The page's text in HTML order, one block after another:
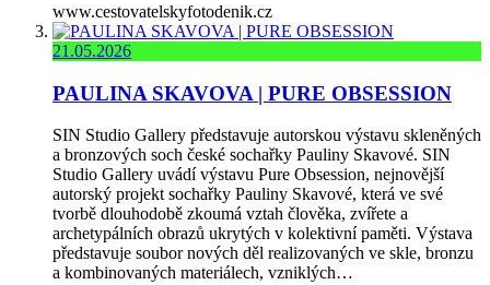
www.cestovatelskyfotodenik.cz
21.05.2026
PAULINA SKAVOVA | PURE OBSESSION
SIN Studio Gallery představuje autorskou výstavu skleněných
a bronzových soch české sochařky Pauliny Skavové. SIN
Studio Gallery uvádí výstavu Pure Obsession, nejnovější
autorský projekt sochařky Pauliny Skavové, která ve své
tvorbě dlouhodobě zkoumá vztah člověka, zvířete a
archetypálních obrazů ukrytých v kolektivní paměti. Výstava
představuje soubor nových děl realizovaných ve skle, bronzu
a kombinovaných materiálech, vzniklých…